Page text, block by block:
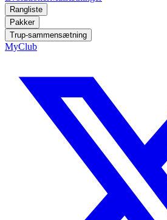
Rangliste
Pakker
Trup-sammensætning
MyClub